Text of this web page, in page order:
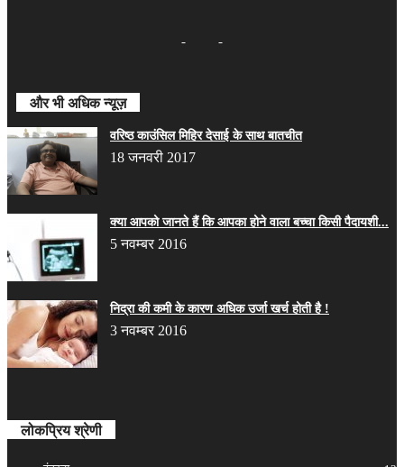
और भी अधिक न्यूज़
वरिष्‍ठ काउंसिल मिहिर देसाई के साथ बातचीत
18 जनवरी 2017
क्या आपको जानते हैं कि आपका होने वाला बच्चा किसी पैदायशी...
5 नवम्बर 2016
निद्रा की कमी के कारण अधिक उर्जा खर्च होती है !
3 नवम्बर 2016
लोकप्रिय श्रेणी